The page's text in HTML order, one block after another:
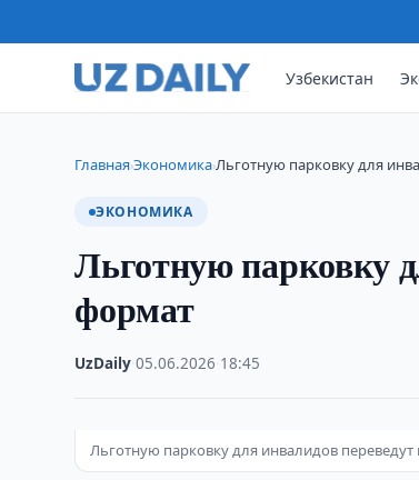
Узбекистан
Главная›Экономика›Льготную парковку для
ЭКОНОМИКА
Льготную парковку
формат
UzDaily ·05.06.2026 18:45
Льготную парковку для инвалидов